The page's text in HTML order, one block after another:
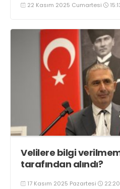
22 Kasım 2025 Cumartesi
Velilere bilgi
tarafından alındı?
17 Kasım 2025 Pazartesi 22:20